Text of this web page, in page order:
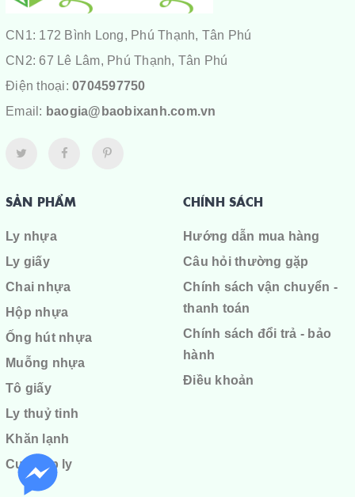
CN1: 172 Bình Long, Phú Thạnh, Tân Phú
CN2: 67 Lê Lâm, Phú Thạnh, Tân Phú
Điện thoại: 0704597750
Email: baogia@baobixanh.com.vn
SẢN PHẨM
Ly nhựa
Ly giấy
Chai nhựa
Hộp nhựa
Ống hút nhựa
Muỗng nhựa
Tô giấy
Ly thuỷ tinh
Khăn lạnh
Cuộn ép ly
CHÍNH SÁCH
Hướng dẫn mua hàng
Câu hỏi thường gặp
Chính sách vận chuyển -
thanh toán
Chính sách đổi trả - bảo
hành
Điều khoản